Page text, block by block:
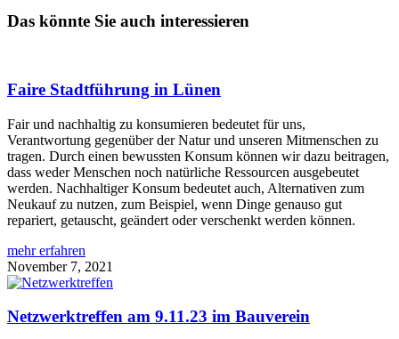
Das könnte Sie auch interessieren
Faire Stadtführung in Lünen
Fair und nachhaltig zu konsumieren bedeutet für uns,
Verantwortung gegenüber der Natur und unseren Mitmenschen zu
tragen. Durch einen bewussten Konsum können wir dazu beitragen,
dass weder Menschen noch natürliche Ressourcen ausgebeutet
werden. Nachhaltiger Konsum bedeutet auch, Alternativen zum
Neukauf zu nutzen, zum Beispiel, wenn Dinge genauso gut
repariert, getauscht, geändert oder verschenkt werden können.
mehr erfahren
November 7, 2021
Netzwerktreffen am 9.11.23 im Bauverein